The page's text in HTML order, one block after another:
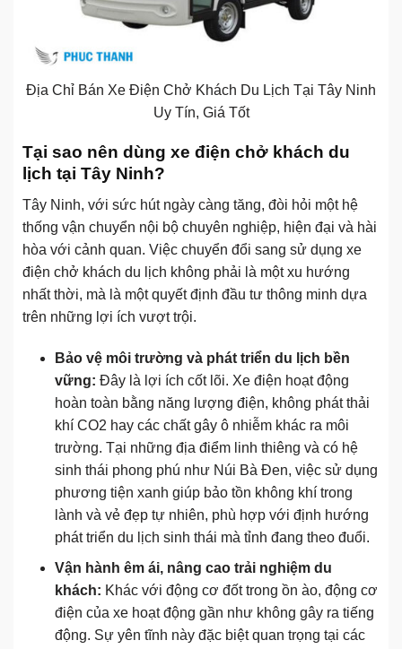
Địa Chỉ Bán Xe Điện Chở Khách Du Lịch Tại Tây Ninh
Uy Tín, Giá Tốt
Tại sao nên dùng xe điện chở khách du
lịch tại Tây Ninh?
Tây Ninh, với sức hút ngày càng tăng, đòi hỏi một hệ
thống vận chuyển nội bộ chuyên nghiệp, hiện đại và hài
hòa với cảnh quan. Việc chuyển đổi sang sử dụng xe
điện chở khách du lịch không phải là một xu hướng
nhất thời, mà là một quyết định đầu tư thông minh dựa
trên những lợi ích vượt trội.
Bảo vệ môi trường và phát triển du lịch bền
vững: Đây là lợi ích cốt lõi. Xe điện hoạt động
hoàn toàn bằng năng lượng điện, không phát thải
khí CO2 hay các chất gây ô nhiễm khác ra môi
trường. Tại những địa điểm linh thiêng và có hệ
sinh thái phong phú như Núi Bà Đen, việc sử dụng
phương tiện xanh giúp bảo tồn không khí trong
lành và vẻ đẹp tự nhiên, phù hợp với định hướng
phát triển du lịch sinh thái mà tỉnh đang theo đuổi.
Vận hành êm ái, nâng cao trải nghiệm du
khách: Khác với động cơ đốt trong ồn ào, động cơ
điện của xe hoạt động gần như không gây ra tiếng
động. Sự yên tĩnh này đặc biệt quan trọng tại các